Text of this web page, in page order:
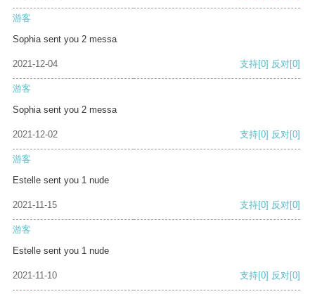
游客
Sophia sent you 2 messa
2021-12-04 支持[0] 反对[0]
游客
Sophia sent you 2 messa
2021-12-02 支持[0] 反对[0]
游客
Estelle sent you 1 nude
2021-11-15 支持[0] 反对[0]
游客
Estelle sent you 1 nude
2021-11-10 支持[0] 反对[0]